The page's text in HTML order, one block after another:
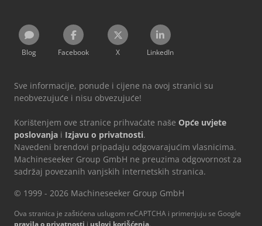
Blog Facebook X LinkedIn
Sve informacije, ponude i cijene na ovoj stranici su
neobvezujuće i nisu obvezujuće!
Korištenjem ove stranice prihvaćate naše Opće uvjete
poslovanja i Izjavu o privatnosti.
Navedeni brendovi pripadaju odgovarajućim vlasnicima.
Machineseeker Group GmbH ne preuzima odgovornost za
sadržaj povezanih vanjskih internetskih stranica.
© 1999 - 2026 Machineseeker Group GmbH
Ova stranica je zaštićena uslugom reCAPTCHA i primenjuju se Google
pravila o privatnosti i uslovi korišćenja.